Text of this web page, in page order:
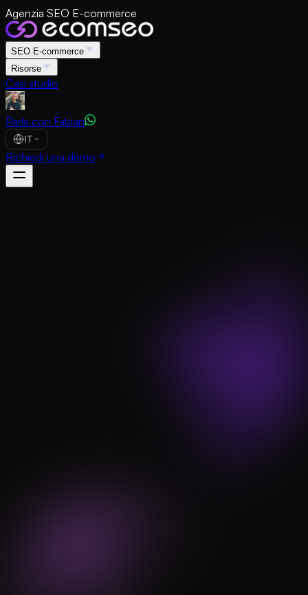
Agenzia SEO E-commerce
SEO E-commerce
Risorse
Casi studio
Parla con Fabian
IT
Richiedi una demo